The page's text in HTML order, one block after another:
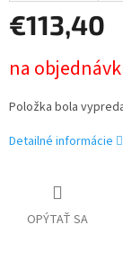
€113,40
cena:
na
Položka bola
Detailné informácie
OPÝTAŤ SA